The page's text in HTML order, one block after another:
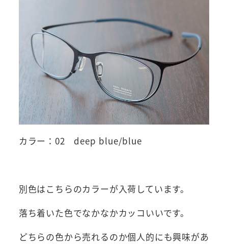
カラー：02 deep blue/blue
別色はこちらのカラーが入荷しています。
落ち着いた色でなかなかカッコいいです。
どちらの色から売れるのか個人的にも興味があ